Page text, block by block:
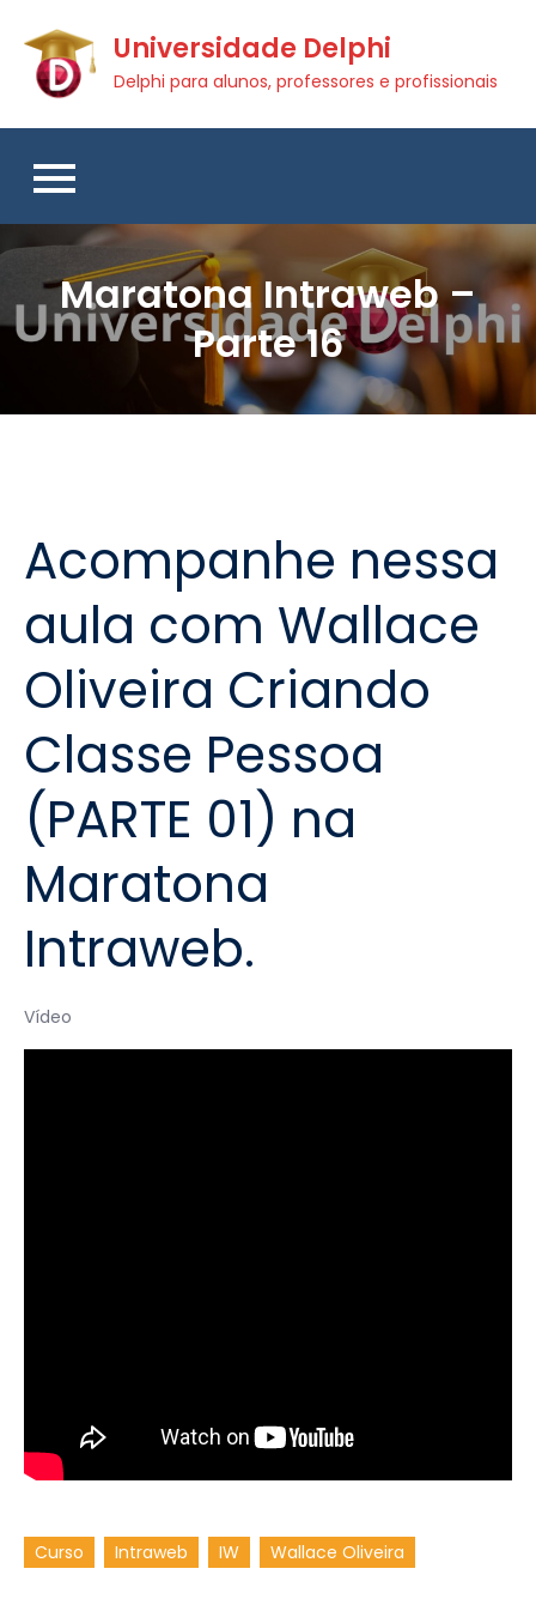
content
Universidade Delphi
Delphi para alunos, professores e profissionais
Maratona Intraweb –
Parte 16
Acompanhe nessa
aula com Wallace
Oliveira Criando
Classe Pessoa
(PARTE 01) na
Maratona
Intraweb.
Vídeo
Curso Intraweb IW Wallace Oliveira